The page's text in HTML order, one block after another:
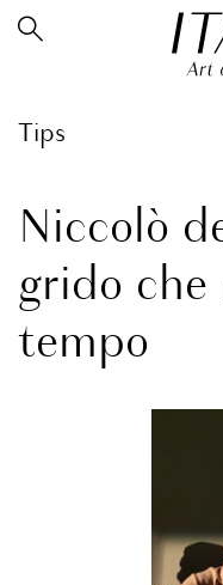
Tips
Niccolò
grido che
tempo